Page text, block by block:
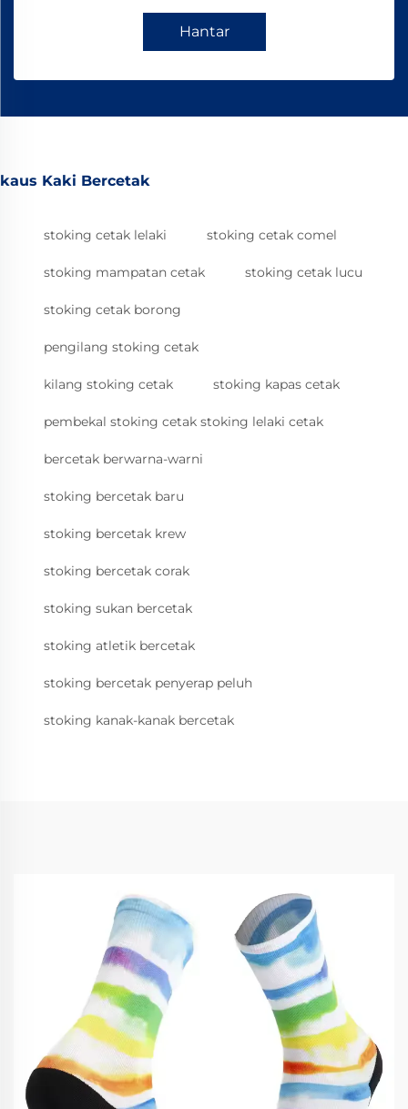
Hantar
kaus Kaki Bercetak
stoking cetak lelaki stoking cetak comel
stoking mampatan cetak stoking cetak lucu
stoking cetak borong
pengilang stoking cetak
kilang stoking cetak stoking kapas cetak
pembekal stoking cetak stoking lelaki cetak
bercetak berwarna-warni
stoking bercetak baru
stoking bercetak krew
stoking bercetak corak
stoking sukan bercetak
stoking atletik bercetak
stoking bercetak penyerap peluh
stoking kanak-kanak bercetak